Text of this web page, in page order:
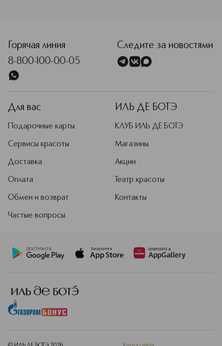
Горячая линия
8-800-100-00-05
Следите за новостями
Для вас
Подарочные карты
Сервисы красоты
Доставка
Оплата
Обмен и возврат
Частые вопросы
ИЛЬ ДЕ БОТЭ
КЛУБ ИЛЬ ДЕ БОТЭ
Магазины
Акции
Театр красоты
Контакты